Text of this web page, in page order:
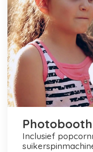
inclusief popcornmachine en